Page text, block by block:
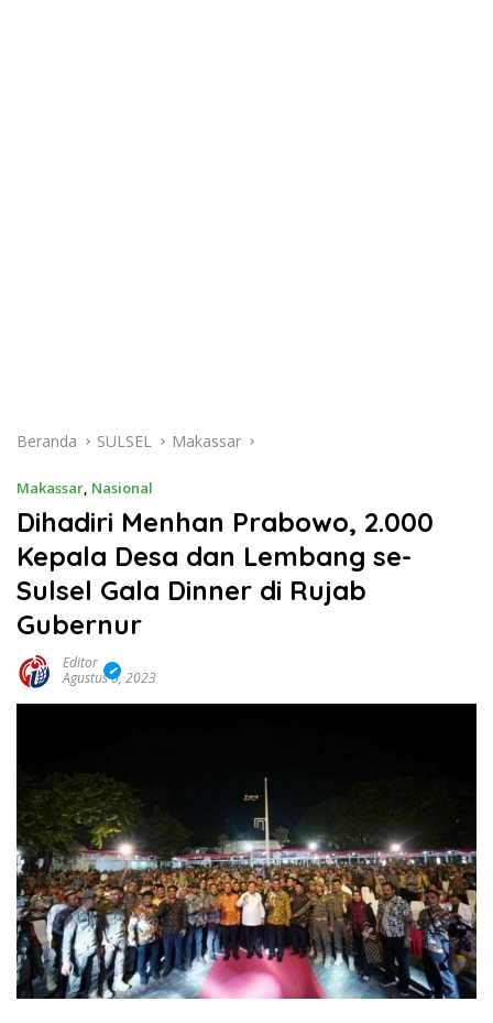
Beranda SULSEL Makassar
Makassar, Nasional
Dihadiri Menhan Prabowo, 2.000
Kepala Desa dan Lembang se-
Sulsel Gala Dinner di Rujab
Gubernur
Editor
Agustus 6, 2023